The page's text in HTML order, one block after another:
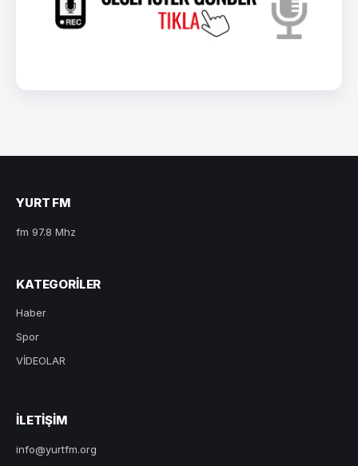
YURT FM
fm 97.8 Mhz
KATEGORILER
Haber
Spor
VİDEOLAR
ILETIŞIM
info@yurtfm.org